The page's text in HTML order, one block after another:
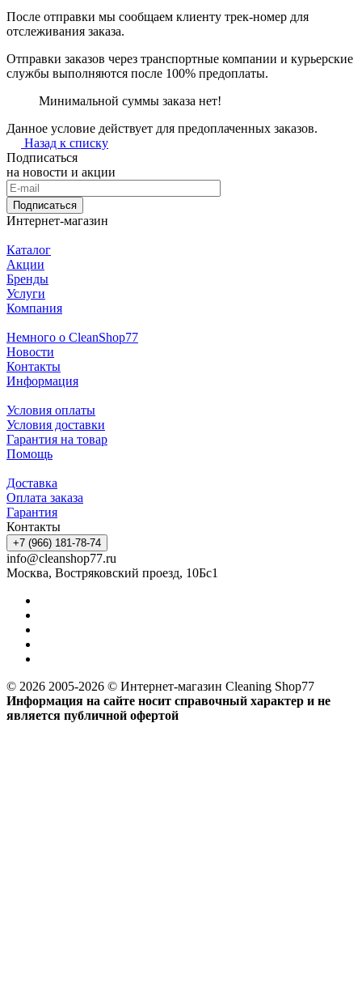
После отправки мы сообщаем клиенту трек-номер для
отслеживания заказа.
Отправки заказов через транспортные компании и курьерские
службы выполняются после 100% предоплаты.
Минимальной суммы заказа нет!
Данное условие действует для предоплаченных заказов.
Назад к списку
Подписаться
на новости и акции
Подписаться
Интернет-магазин
Каталог
Акции
Бренды
Услуги
Компания
Немного о CleanShop77
Новости
Контакты
Информация
Условия оплаты
Условия доставки
Гарантия на товар
Помощь
Доставка
Оплата заказа
Гарантия
Контакты
+7 (966) 181-78-74
info@cleanshop77.ru
Москва, Востряковский проезд, 10Бс1
© 2026 2005-2026 © Интернет-магазин Cleaning Shop77
Информация на сайте носит справочный характер и не
является публичной офертой